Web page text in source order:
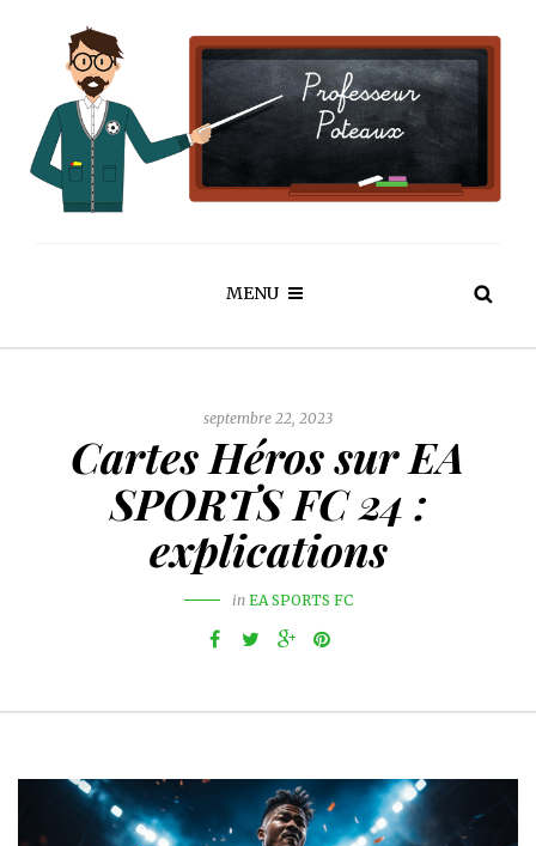
MENU
septembre 22, 2023
Cartes Héros sur EA
SPORTS FC 24 :
explications
in EA SPORTS FC